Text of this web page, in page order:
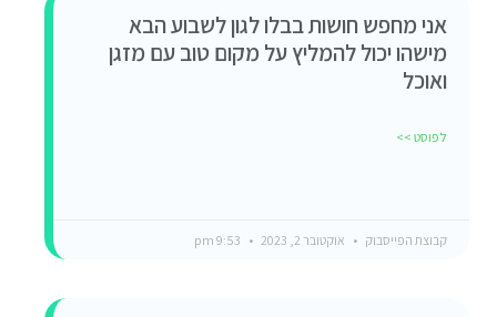
אני מחפש חושות בבלו לגון לשבוע הבא
מישהו יכול להמליץ על מקום טוב עם מזגן
ואוכל
לפוסט >>
קבוצת הפייסבוק אוקטובר 2, 2023